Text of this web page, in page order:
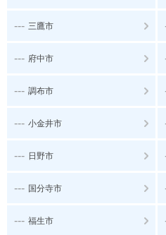
--- 三鷹市
--- 府中市
--- 調布市
--- 小金井市
--- 日野市
--- 国分寺市
--- 福生市